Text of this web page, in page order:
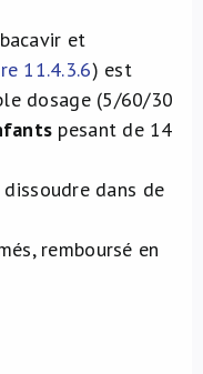
et
11.4.3.6) est
dosage (5/60/30
pesant de 14
dissoudre dans de
remboursé en